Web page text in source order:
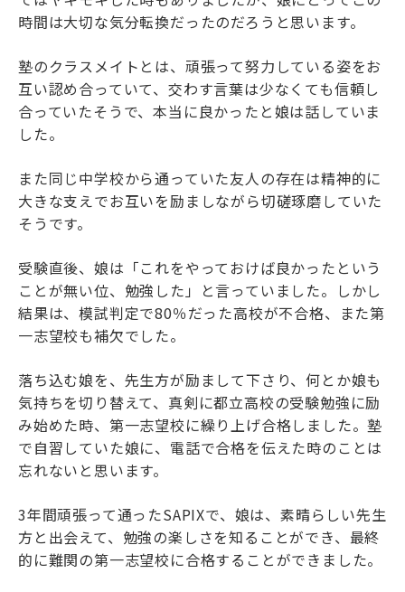
時間は大切な気分転換だったのだろうと思います。
塾のクラスメイトとは、頑張って努力している姿をお
互い認め合っていて、交わす言葉は少なくても信頼し
合っていたそうで、本当に良かったと娘は話していま
した。
また同じ中学校から通っていた友人の存在は精神的に
大きな支えでお互いを励ましながら切磋琢磨していた
そうです。
受験直後、娘は「これをやっておけば良かったという
ことが無い位、勉強した」と言っていました。しかし
結果は、模試判定で80％だった高校が不合格、また第
一志望校も補欠でした。
落ち込む娘を、先生方が励まして下さり、何とか娘も
気持ちを切り替えて、真剣に都立高校の受験勉強に励
み始めた時、第一志望校に繰り上げ合格しました。塾
で自習していた娘に、電話で合格を伝えた時のことは
忘れないと思います。
3年間頑張って通ったSAPIXで、娘は、素晴らしい先生
方と出会えて、勉強の楽しさを知ることができ、最終
的に難関の第一志望校に合格することができました。